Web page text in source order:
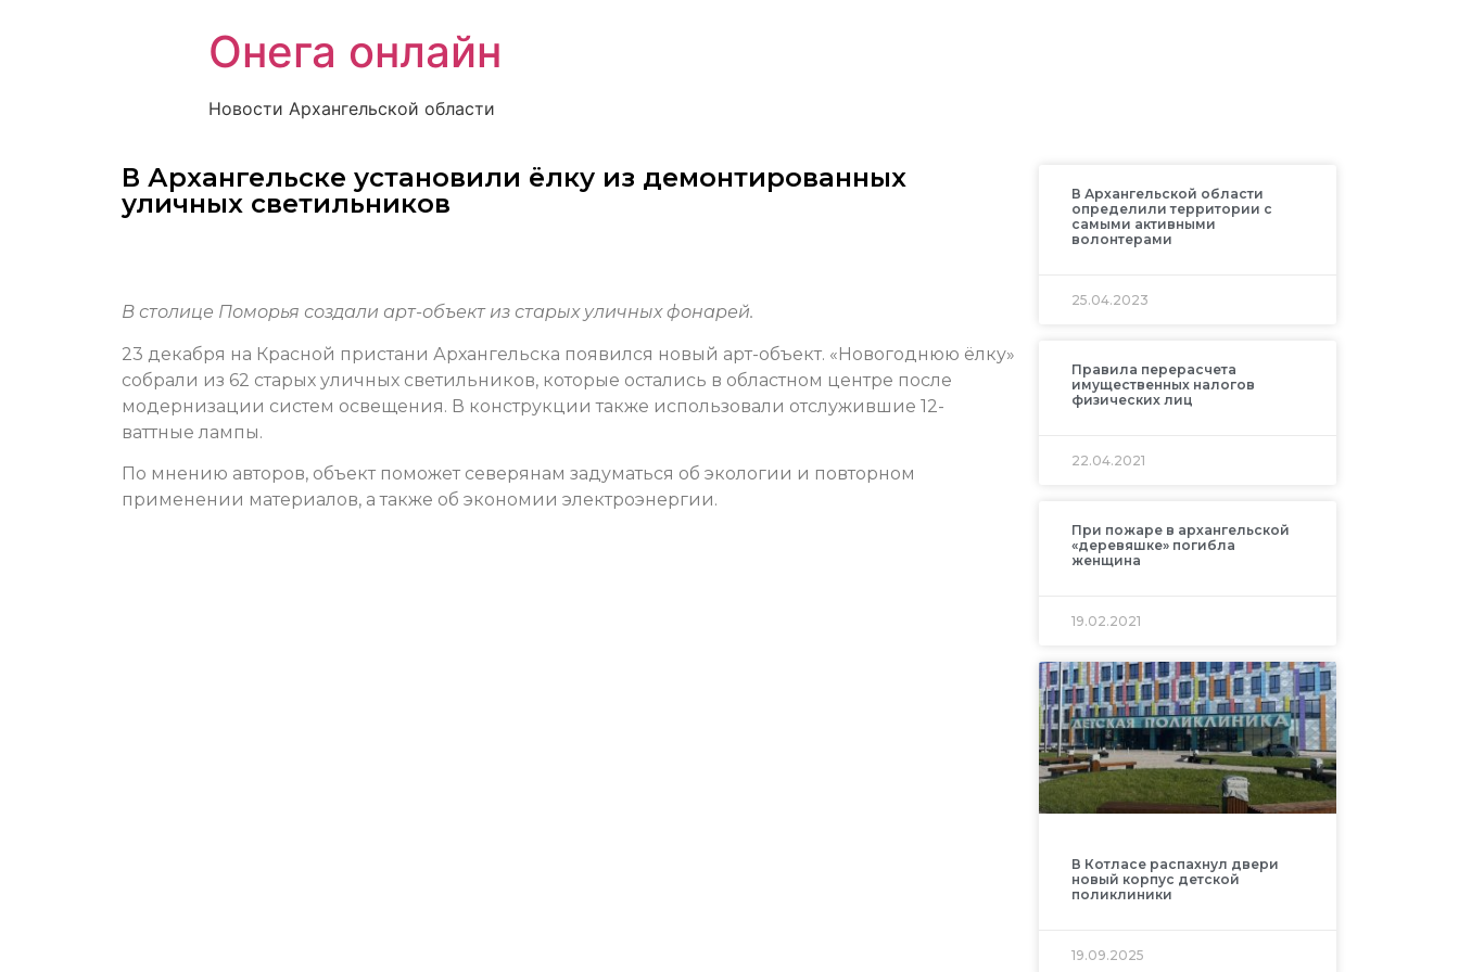
Онега онлайн
Новости Архангельской области
В Архангельске установили ёлку из демонтированных
уличных светильников
В столице Поморья создали арт-объект из старых уличных фонарей.
23 декабря на Красной пристани Архангельска появился новый арт-объект. «Новогоднюю ёлку»
собрали из 62 старых уличных светильников, которые остались в областном центре после
модернизации систем освещения. В конструкции также использовали отслужившие 12-
ваттные лампы.
По мнению авторов, объект поможет северянам задуматься об экологии и повторном
применении материалов, а также об экономии электроэнергии.
В Архангельской области
определили территории с
самыми активными
волонтерами
25.04.2023
Правила перерасчета
имущественных налогов
физических лиц
22.04.2021
При пожаре в архангельской
«деревяшке» погибла
женщина
19.02.2021
В Котласе распахнул двери
новый корпус детской
поликлиники
19.09.2025